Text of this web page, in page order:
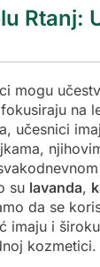
Rtanj:
mogu
na
učesnici
su lavanda,
da se
imaju i
kozmetici.